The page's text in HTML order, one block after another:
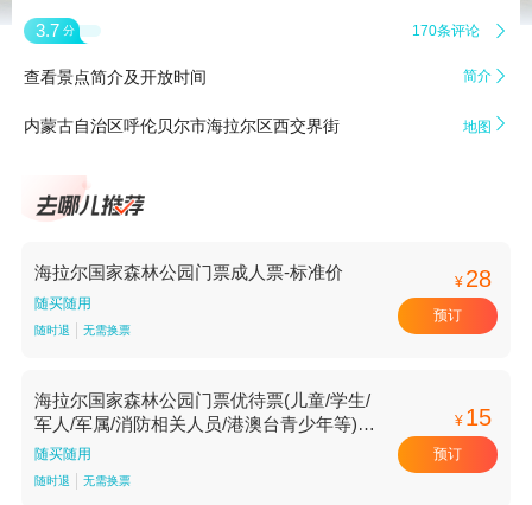
3.7 分 170条评论 
查看景点简介及开放时间 简介 
内蒙古自治区呼伦贝尔市海拉尔区西交界街 地图 
海拉尔国家森林公园门票成人票-标准价
随买随用
随时退 无需换票
¥ 28
预订
海拉尔国家森林公园门票优待票(儿童/学生/
军人/军属/消防相关人员/港澳台青少年等)-
标准价
随买随用
随时退 无需换票
¥ 15
预订